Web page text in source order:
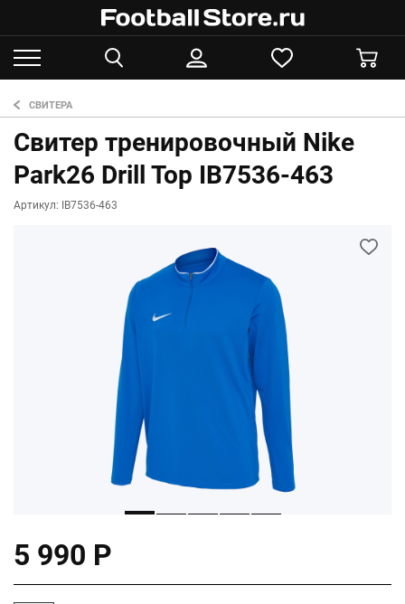
СВИТЕРА
Свитер тренировочный Nike
Park26 Drill Top IB7536-463
Артикул: IB7536-463
5 990 Р